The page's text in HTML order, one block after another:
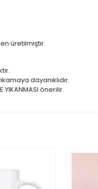
üretilmiştir.
dayanıklıdır.
YIKANMASI önerilir.